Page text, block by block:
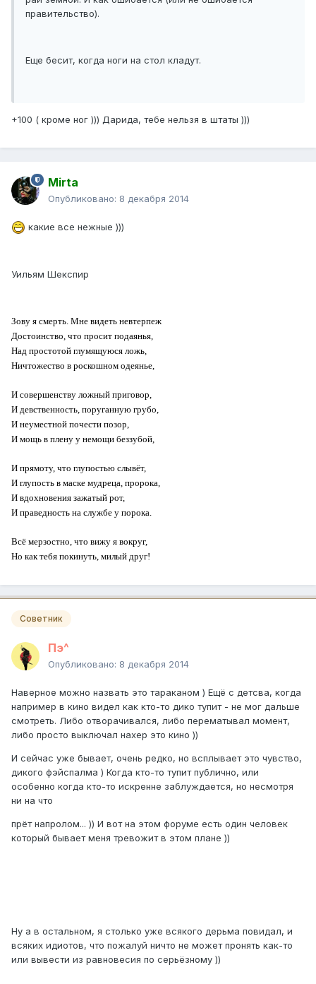
правительство).
Еще бесит, когда ноги на стол кладут.
+100 ( кроме ног ))) Дарида, тебе нельзя в штаты )))
Mirta
Опубликовано: 8 декабря 2014
какие все нежные )))
Уильям Шекспир
Зову я смерть. Мне видеть невтерпеж
Достоинство, что просит подаянья,
Над простотой глумящуюся ложь,
Ничтожество в роскошном одеянье,
И совершенству ложный приговор,
И девственность, поруганную грубо,
И неуместной почести позор,
И мощь в плену у немощи беззубой,
И прямоту, что глупостью слывёт,
И глупость в маске мудреца, пророка,
И вдохновения зажатый рот,
И праведность на службе у порока.
Всё мерзостно, что вижу я вокруг,
Но как тебя покинуть, милый друг!
Советник
Пэ^
Опубликовано: 8 декабря 2014
Наверное можно назвать это тараканом ) Ещё с детсва, когда
например в кино видел как кто-то дико тупит - не мог дальше
смотреть. Либо отворачивался, либо перематывал момент,
либо просто выключал нахер это кино ))
И сейчас уже бывает, очень редко, но всплывает это чувство,
дикого фэйспалма ) Когда кто-то тупит публично, или
особенно когда кто-то искренне заблуждается, но несмотря
ни на что
прёт напролом... )) И вот на этом форуме есть один человек
который бывает меня тревожит в этом плане ))
Ну а в остальном, я столько уже всякого дерьма повидал, и
всяких идиотов, что пожалуй ничто не может пронять как-то
или вывести из равновесия по серьёзному ))